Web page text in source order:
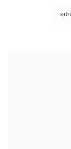
อุป